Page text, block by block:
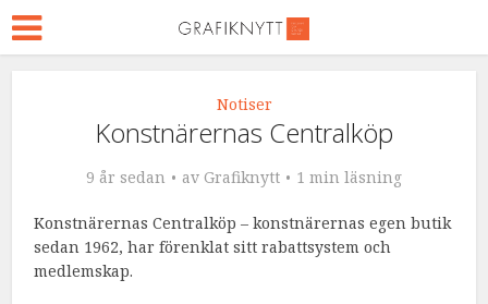
Notiser
Konstnärernas Centralköp
9 år sedan av Grafiknytt 1 min läsning
Konstnärernas Centralköp – konstnärernas egen butik
sedan 1962, har förenklat sitt rabattsystem och
medlemskap.